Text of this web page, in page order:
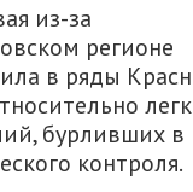
из-за
регионе
в ряды
бурливших в
контроля.